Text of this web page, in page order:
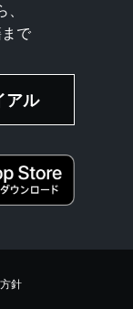
で
アル
針